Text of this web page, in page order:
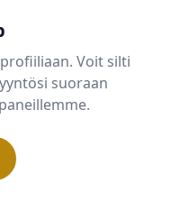
Voit silti
suoraan